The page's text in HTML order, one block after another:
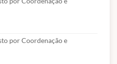
de arquivos e de
backup, uso dos
por Coordenação e